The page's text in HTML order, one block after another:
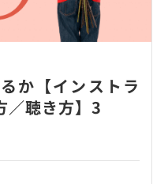
か【インストラ
／聴き方】3